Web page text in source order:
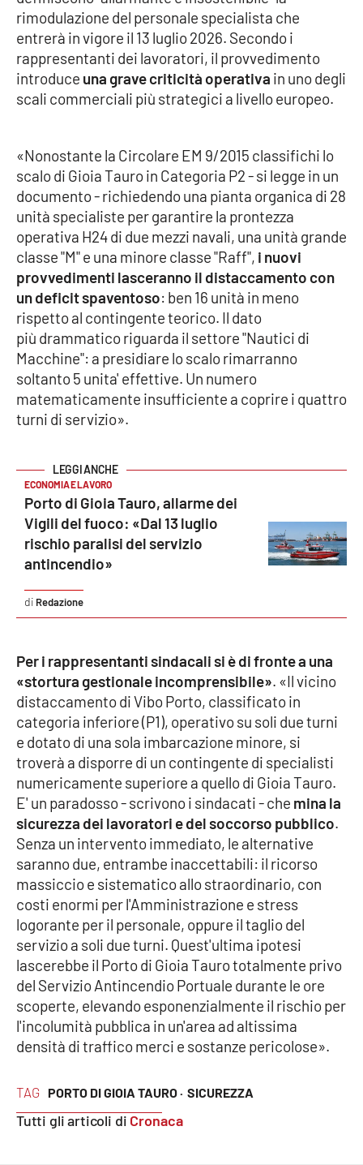
Ambiente
Cronaca
Economia e Lavoro
Politica
Sanità
Società
Sport
RUBRICHE
Good Morning Vietnam
Parchi Marini Calabria
Leggendo Alvaro insieme
Imprese Di Calabria
Le perfidie di Antonella Grippo
STREAMING
LaC TV
LaC Network
LaC OnAir
EDIZIONI
LOCALI
Catanzaro
Crotone
Vibo Valentia
Reggio Calabria
Lamezia Terme
TAG PORTO DI GIOIA TAURO · SICUREZZA
Tutti gli articoli di Cronaca
rimodulazione del personale specialista che
entrerà in vigore il 13 luglio 2026. Secondo i
rappresentanti dei lavoratori, il provvedimento
introduce una grave criticità operativa in uno degli
scali commerciali più strategici a livello europeo.
«Nonostante la Circolare EM 9/2015 classifichi lo
scalo di Gioia Tauro in Categoria P2 - si legge in un
documento - richiedendo una pianta organica di 28
unità specialiste per garantire la prontezza
operativa H24 di due mezzi navali, una unità grande
classe "M" e una minore classe "Raff", i nuovi
provvedimenti lasceranno il distaccamento con
un deficit spaventoso: ben 16 unità in meno
rispetto al contingente teorico. Il dato
più drammatico riguarda il settore "Nautici di
Macchine": a presidiare lo scalo rimarranno
soltanto 5 unita' effettive. Un numero
matematicamente insufficiente a coprire i quattro
turni di servizio».
ECONOMIA E LAVORO
Porto di Gioia Tauro, allarme dei
Vigili del fuoco: «Dal 13 luglio
rischio paralisi del servizio
antincendio»
Redazione
Per i rappresentanti sindacali si è di fronte a una
«stortura gestionale incomprensibile». «Il vicino
distaccamento di Vibo Porto, classificato in
categoria inferiore (P1), operativo su soli due turni
e dotato di una sola imbarcazione minore, si
troverà a disporre di un contingente di specialisti
numericamente superiore a quello di Gioia Tauro.
E' un paradosso - scrivono i sindacati - che mina la
sicurezza dei lavoratori e del soccorso pubblico.
Senza un intervento immediato, le alternative
saranno due, entrambe inaccettabili: il ricorso
massiccio e sistematico allo straordinario, con
costi enormi per l'Amministrazione e stress
logorante per il personale, oppure il taglio del
servizio a soli due turni. Quest'ultima ipotesi
lascerebbe il Porto di Gioia Tauro totalmente privo
del Servizio Antincendio Portuale durante le ore
scoperte, elevando esponenzialmente il rischio per
l'incolumità pubblica in un'area ad altissima
densità di traffico merci e sostanze pericolose».